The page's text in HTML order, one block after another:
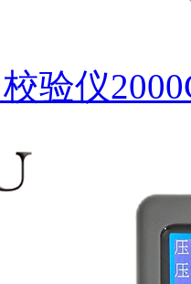
验仪